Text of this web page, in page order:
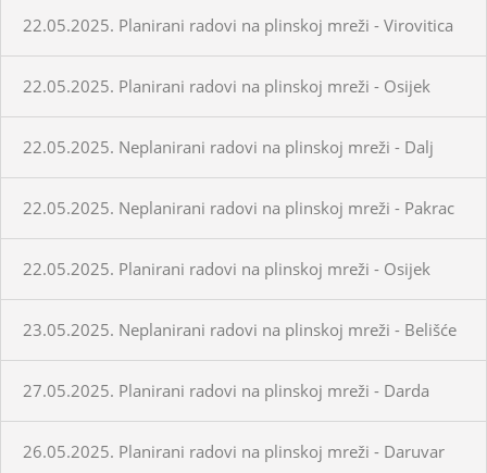
22.05.2025. Planirani radovi na plinskoj mreži - Virovitica
22.05.2025. Planirani radovi na plinskoj mreži - Osijek
22.05.2025. Neplanirani radovi na plinskoj mreži - Dalj
22.05.2025. Neplanirani radovi na plinskoj mreži - Pakrac
22.05.2025. Planirani radovi na plinskoj mreži - Osijek
23.05.2025. Neplanirani radovi na plinskoj mreži - Belišće
27.05.2025. Planirani radovi na plinskoj mreži - Darda
26.05.2025. Planirani radovi na plinskoj mreži - Daruvar